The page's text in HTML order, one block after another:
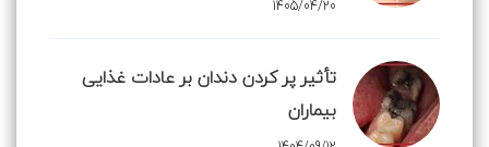
1405/04/20
تأثیر پر کردن دندان بر عادات غذایی
بیماران